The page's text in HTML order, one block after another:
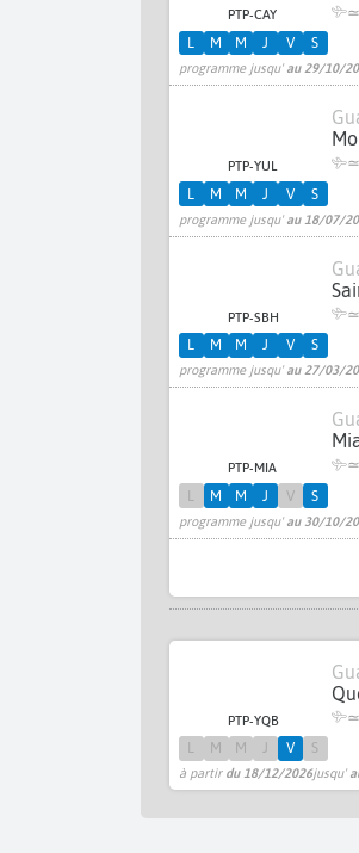
PTP-CAY ≃
programme jusqu'au 29/10/
L M M J V S
PTP-YUL ≃
programme jusqu'au 18/07/
L M M J V S
PTP-SBH ≃
programme jusqu'au 27/03/
L M M J V S
PTP-MIA ≃
programme jusqu'au 30/10/
L M M J V S
PTP-YQB
à partir du 18/12/2026jusqu'
L M M J V S